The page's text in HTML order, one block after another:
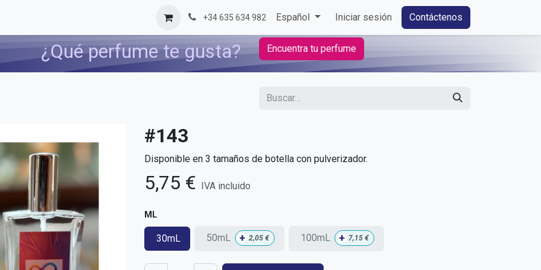
+34 635 634 982 Español Iniciar sesión Contáctenos
¿Qué perfume te gusta? Encuentra tu perfume
#143
Disponible en 3 tamaños de botella con pulverizador.
5,75 € IVA incluido
ML
30mL 50mL + 2,05 € 100mL + 7,15 €